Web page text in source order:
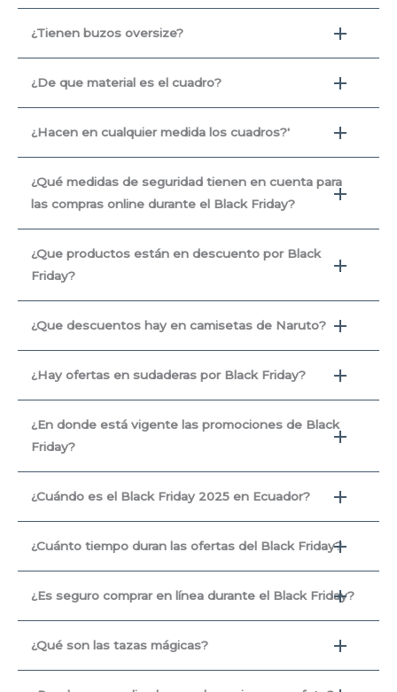
¿Tienen buzos oversize?
¿De que material es el cuadro?
¿Hacen en cualquier medida los cuadros?'
¿Qué medidas de seguridad tienen en cuenta para
las compras online durante el Black Friday?
¿Que productos están en descuento por Black
Friday?
¿Que descuentos hay en camisetas de Naruto?
¿Hay ofertas en sudaderas por Black Friday?
¿En donde está vigente las promociones de Black
Friday?
¿Cuándo es el Black Friday 2025 en Ecuador?
¿Cuánto tiempo duran las ofertas del Black Friday?
¿Es seguro comprar en línea durante el Black Friday?
¿Qué son las tazas mágicas?